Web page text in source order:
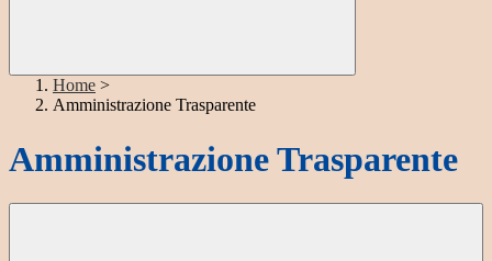
Home >
Amministrazione Trasparente
Amministrazione Trasparente